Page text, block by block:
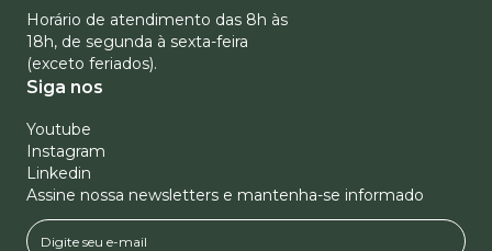
Horário de atendimento das 8h às
18h, de segunda à sexta-feira
(exceto feriados).
Siga nos
Youtube
Instagram
Linkedin
Assine nossa newsletters e mantenha-se informado